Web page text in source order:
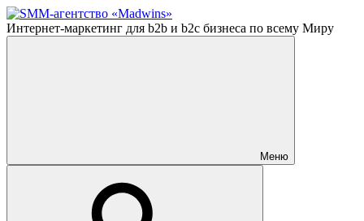
Интернет-маркетинг для b2b и b2c бизнеса по всему Миру
Меню